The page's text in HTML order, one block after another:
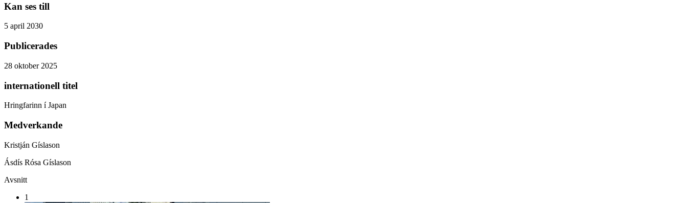
Kan ses till
5 april 2030
Publicerades
28 oktober 2025
internationell titel
Hringfarinn í Japan
Medverkande
Kristján Gíslason
Ásdís Rósa Gíslason
Avsnitt
1